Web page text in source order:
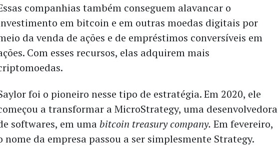
companhias também conseguem alavancar o
em bitcoin e em outras moedas digitais por
da venda de ações e de empréstimos conversíveis em
Com esses recursos, elas adquirem mais
foi o pioneiro nesse tipo de estratégia. Em 2020, ele
a transformar a MicroStrategy, uma desenvolvedora
softwares, em umabitcoin treasury company. Em fevereiro,
nome da empresa passou a ser simplesmente Strategy.